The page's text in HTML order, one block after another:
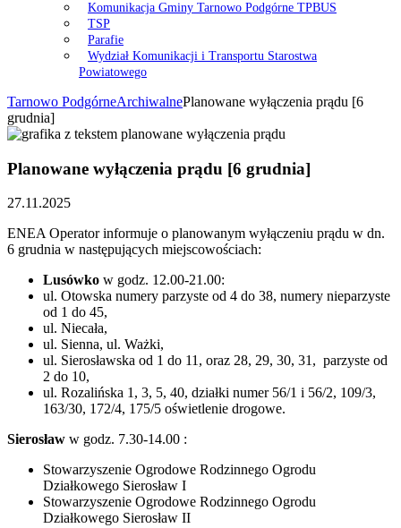
Komunikacja Gminy Tarnowo Podgórne TPBUS
TSP
Parafie
Wydział Komunikacji i Transportu Starostwa
Powiatowego
Tarnowo PodgórneArchiwalnePlanowane wyłączenia prądu [6
grudnia]
Planowane wyłączenia prądu [6 grudnia]
27.11.2025
ENEA Operator informuje o planowanym wyłączeniu prądu w dn.
6 grudnia w następujących miejscowościach:
Lusówko w godz. 12.00-21.00:
ul. Otowska numery parzyste od 4 do 38, numery nieparzyste
od 1 do 45,
ul. Niecała,
ul. Sienna, ul. Ważki,
ul. Sierosławska od 1 do 11, oraz 28, 29, 30, 31, parzyste od
2 do 10,
ul. Rozalińska 1, 3, 5, 40, działki numer 56/1 i 56/2, 109/3,
163/30, 172/4, 175/5 oświetlenie drogowe.
Sierosław w godz. 7.30-14.00 :
Stowarzyszenie Ogrodowe Rodzinnego Ogrodu
Działkowego Sierosław I
Stowarzyszenie Ogrodowe Rodzinnego Ogrodu
Działkowego Sierosław II